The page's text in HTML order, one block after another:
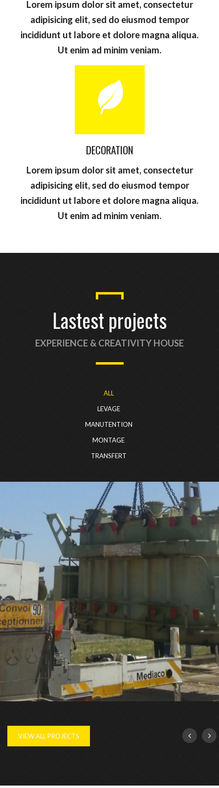
Nom de votre société
pas
ce
Lorem ipsum dolor sit amet, consectetur
adipisicing elit, sed do eiusmod tempor
incididunt ut labore et dolore magna aliqua.
Ut enim ad minim veniam.
DECORATION
Lorem ipsum dolor sit amet, consectetur
adipisicing elit, sed do eiusmod tempor
incididunt ut labore et dolore magna aliqua.
Ut enim ad minim veniam.
Lastest projects
EXPERIENCE & CREATIVITY HOUSE
ALL
LEVAGE
MANUTENTION
MONTAGE
TRANSFERT
VIEW ALL PROJECTS